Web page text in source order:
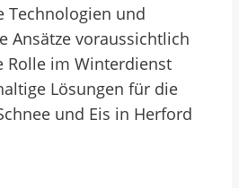
Technologien und
Ansätze voraussichtlich
Rolle im Winterdienst
Lösungen für die
und Eis in Herford